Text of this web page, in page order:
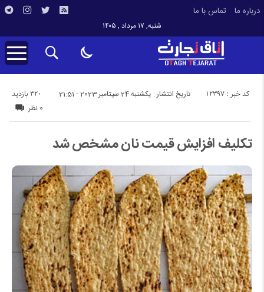
درباره ما تماس با ما
شنبه, ۱۷ مرداد , ۱۴۰۵
تاریخ انتشار : یکشنبه 24 سپتامبر 2023 - 21:51 320 بازدید کد خبر : 12397
0 نظر
تکلیف افزایش قیمت نان مشخص شد